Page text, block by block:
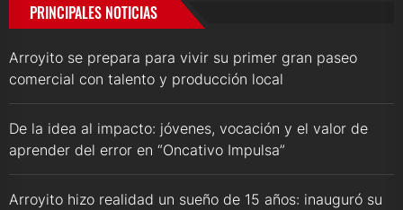
PRINCIPALES NOTICIAS
Arroyito se prepara para vivir su primer gran paseo
comercial con talento y producción local
De la idea al impacto: jóvenes, vocación y el valor de
aprender del error en “Oncativo Impulsa”
Arroyito hizo realidad un sueño de 15 años: inauguró su